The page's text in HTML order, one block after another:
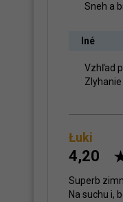
Sneh a
Iné
Vzhľad
Zlyhanie
Łuki
4,20
Superb
Na suchu i,